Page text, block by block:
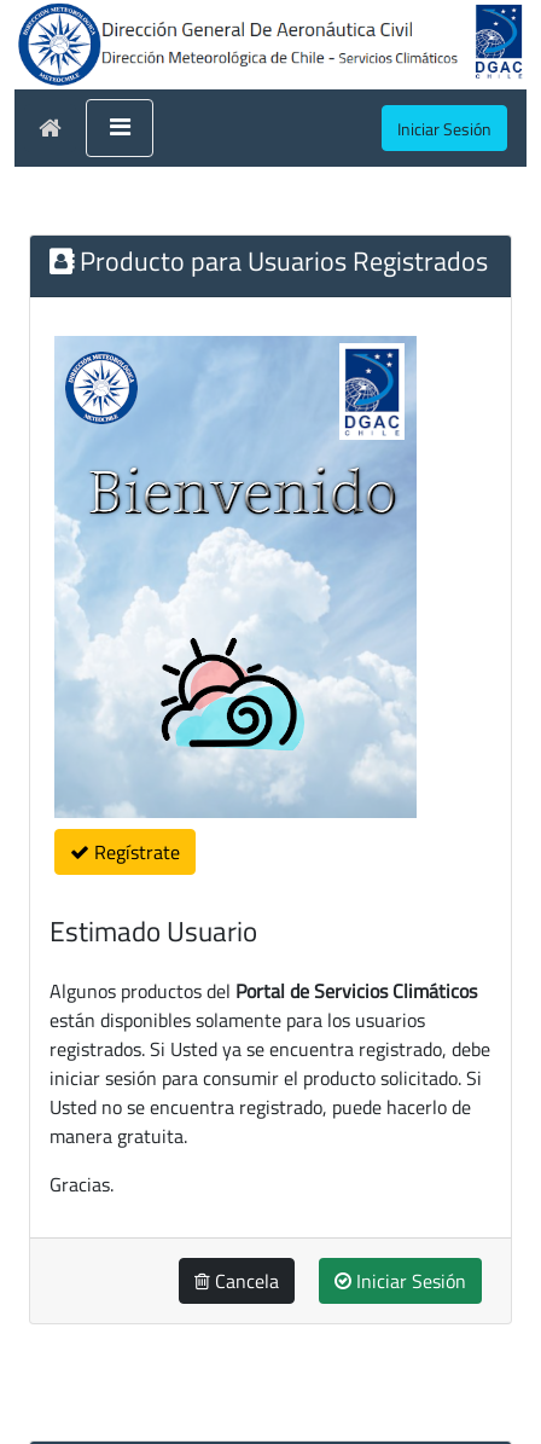
Iniciar Sesión
Producto para Usuarios Registrados
Regístrate
Estimado Usuario
Algunos productos del Portal de Servicios Climáticos
están disponibles solamente para los usuarios
registrados. Si Usted ya se encuentra registrado, debe
iniciar sesión para consumir el producto solicitado. Si
Usted no se encuentra registrado, puede hacerlo de
manera gratuita.
Gracias.
Cancela Iniciar Sesión